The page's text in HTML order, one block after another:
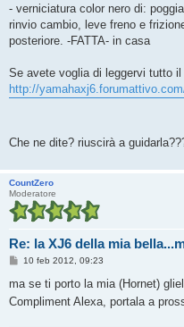
- verniciatura color nero di:
rinvio cambio, leve freno e
posteriore. -FATTA- in casa
Se avete voglia di leggervi tutto
http://
Che ne dite? riuscirà a
CountZero
Moderatore
Re: la XJ6 della mia
M
s
a
10 feb 2012, 09:23
ma se ti porto la mia (Hornet)
Compliment Alexa, portala a